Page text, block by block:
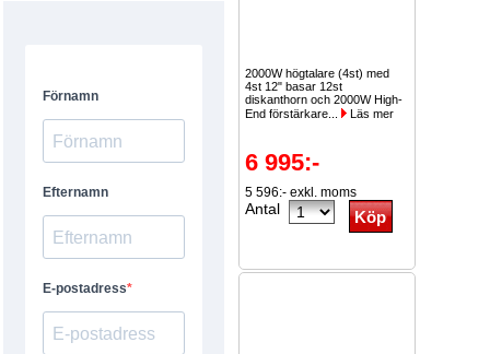
2000W högtalare (4st) med
4st 12" basar 12st
diskanthorn och 2000W High-
End förstärkare...
Läs mer
6 995:-
5 596:- exkl. moms
Antal